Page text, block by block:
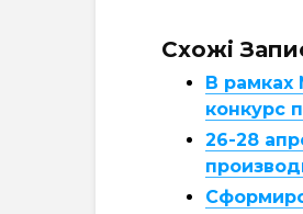
Схожі
В рамках
конкурс
26-28